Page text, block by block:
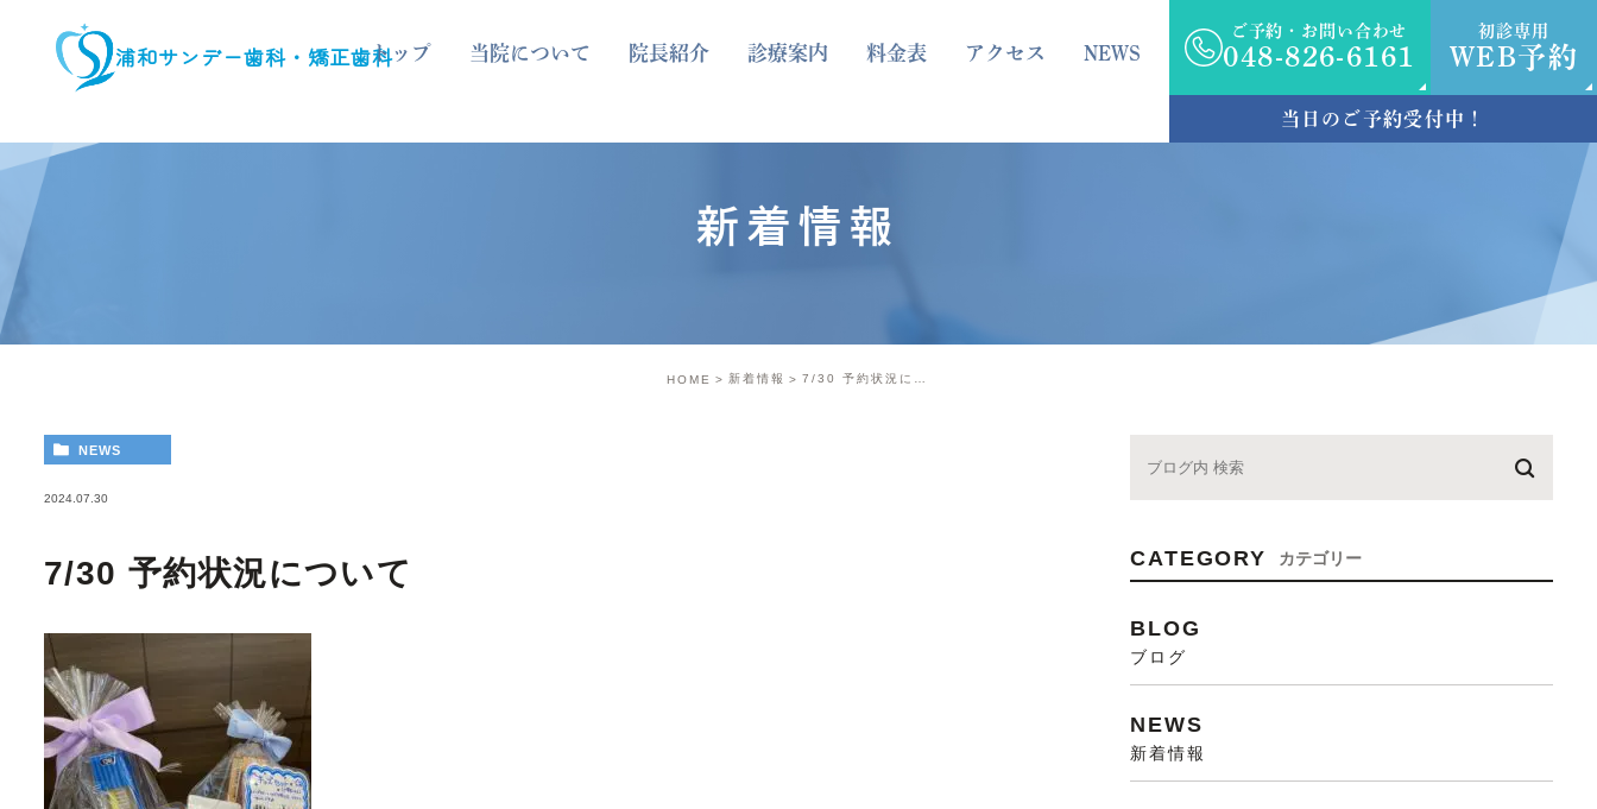
浦和サンデー歯科・矯正歯科トップ 当院について 院長紹介 診療案内 料金表 アクセス NEWS
ご予約・お問い合わせ
048-826-6161
初診専用
WEB予約
当日のご予約受付中！
新着情報
HOME 新着情報 7/30 予約状況について
NEWS
2024.07.30
7/30 予約状況について CATEGORY カテゴリー
BLOG
ブログ
NEWS
新着情報